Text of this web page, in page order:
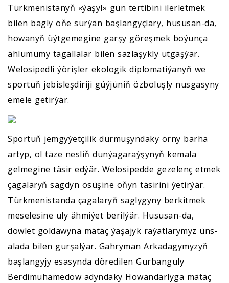
Türkmenistanyň «ýaşyl» gün tertibini ilerletmek
bilen bagly öňe sürýän başlangyçlary, hususan-da,
howanyň üýtgemegine garşy göreşmek boýunça
ählumumy tagallalar bilen sazlaşykly utgaşýar.
Welosipedli ýörişler ekologik diplomatiýanyň we
sportuň jebisleşdiriji güýjüniň özboluşly nusgasyny
emele getirýär.
Sportuň jemgyýetçilik durmuşyndaky orny barha
artyp, ol täze nesliň dünýägaraýşynyň kemala
gelmegine täsir edýär. Welosipedde gezelenç etmek
çagalaryň sagdyn ösüşine oňyn täsirini ýetirýär.
Türkmenistanda çagalaryň saglygyny berkitmek
meselesine uly ähmiýet berilýär. Hususan-da,
döwlet goldawyna mätäç ýaşajyk raýatlarymyz üns-
alada bilen gurşalýar. Gahryman Arkadagymyzyň
başlangyjy esasynda döredilen Gurbanguly
Berdimuhamedow adyndaky Howandarlyga mätäç